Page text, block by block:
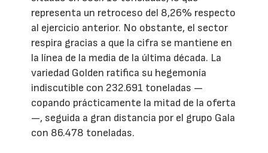
representa un retroceso del 8,26% respecto
al ejercicio anterior. No obstante, el sector
respira gracias a que la cifra se mantiene en
la línea de la media de la última década. La
variedad Golden ratifica su hegemonía
indiscutible con 232.691 toneladas —
copando prácticamente la mitad de la oferta
—, seguida a gran distancia por el grupo Gala
con 86.478 toneladas.